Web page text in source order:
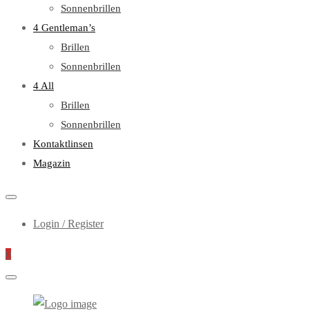
Sonnenbrillen
4 Gentleman’s
Brillen
Sonnenbrillen
4 All
Brillen
Sonnenbrillen
Kontaktlinsen
Magazin
Login / Register
0